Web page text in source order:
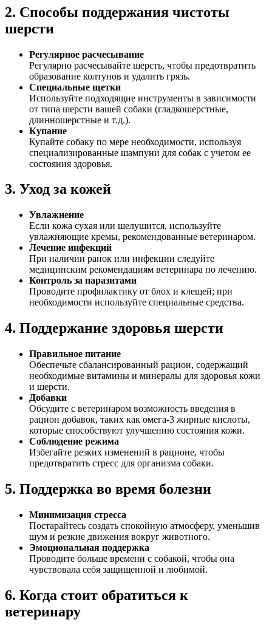
2. Способы поддержания чистоты
шерсти
Регулярное расчесывание
Регулярно расчесывайте шерсть, чтобы предотвратить
образование колтунов и удалить грязь.
Специальные щетки
Используйте подходящие инструменты в зависимости
от типа шерсти вашей собаки (гладкошерстные,
длинношерстные и т.д.).
Купание
Купайте собаку по мере необходимости, используя
специализированные шампуни для собак с учетом ее
состояния здоровья.
3. Уход за кожей
Увлажнение
Если кожа сухая или шелушится, используйте
увлажняющие кремы, рекомендованные ветеринаром.
Лечение инфекций
При наличии ранок или инфекции следуйте
медицинским рекомендациям ветеринара по лечению.
Контроль за паразитами
Проводите профилактику от блох и клещей; при
необходимости используйте специальные средства.
4. Поддержание здоровья шерсти
Правильное питание
Обеспечьте сбалансированный рацион, содержащий
необходимые витамины и минералы для здоровья кожи
и шерсти.
Добавки
Обсудите с ветеринаром возможность введения в
рацион добавок, таких как омега-3 жирные кислоты,
которые способствуют улучшению состояния кожи.
Соблюдение режима
Избегайте резких изменений в рационе, чтобы
предотвратить стресс для организма собаки.
5. Поддержка во время болезни
Минимизация стресса
Постарайтесь создать спокойную атмосферу, уменьшив
шум и резкие движения вокруг животного.
Эмоциональная поддержка
Проводите больше времени с собакой, чтобы она
чувствовала себя защищенной и любимой.
6. Когда стоит обратиться к
ветеринару